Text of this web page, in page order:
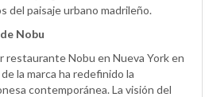
del paisaje urbano madrileño.
Nobu
restaurante Nobu en Nueva York en
la marca ha redefinido la
contemporánea. La visión del